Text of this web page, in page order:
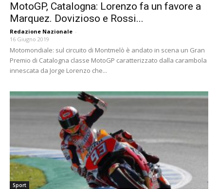
MotoGP, Catalogna: Lorenzo fa un favore a
Marquez. Dovizioso e Rossi...
Redazione Nazionale -
16 Giugno 2019
Motomondiale: sul circuito di Montmelò è andato in scena un Gran
Premio di Catalogna classe MotoGP caratterizzato dalla carambola
innescata da Jorge Lorenzo che...
Sport